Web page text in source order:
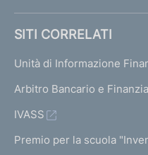
SITI CORRELATI
Unità di Informazione
Arbitro Bancario e
IVASS
Premio per la scuola